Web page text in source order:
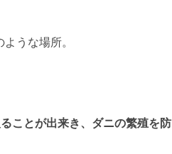
うな場所。
ことが出来き、ダニの繁殖を防